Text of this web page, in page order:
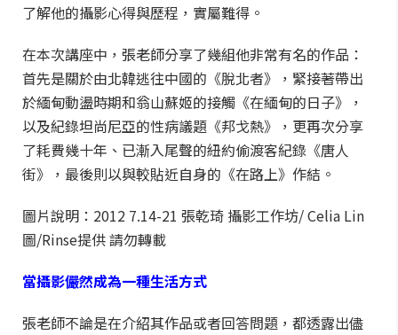
了解他的攝影心得與歷程，實屬難得。
在本次講座中，張老師分享了幾組他非常有名的作品：
首先是關於由北韓逃往中國的《脫北者》，緊接著帶出
於緬甸動盪時期和翁山蘇姬的接觸《在緬甸的日子》，
以及紀錄坦尚尼亞的性病議題《邦戈熱》，更再次分享
了耗費幾十年、已漸入尾聲的紐約偷渡客紀錄《唐人
街》，最後則以與較貼近自身的《在路上》作結。
圖片說明：2012 7.14-21 張乾琦 攝影工作坊/ Celia Lin
圖/Rinse提供 請勿轉載
當攝影儼然成為一種生活方式
張老師不論是在介紹其作品或者回答問題，都透露出儘